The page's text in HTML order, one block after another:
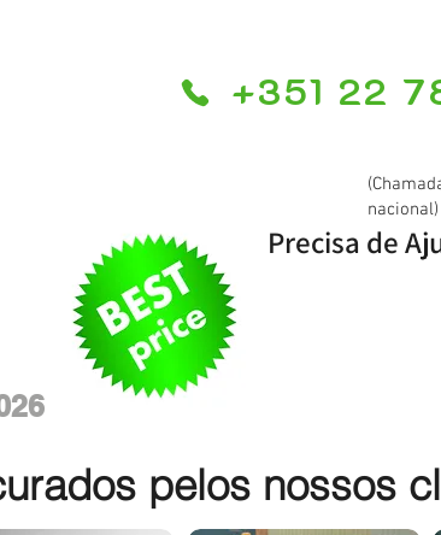
+351 22
nacional)
Precisa de
pelos nossos